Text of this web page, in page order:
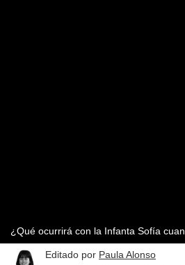
¿Qué ocurrirá con la Infanta Sofía
Editado por Paula Alonso